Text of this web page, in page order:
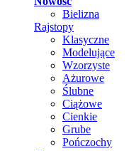
Bielizna
Rajstopy
Klasyczne
Modelujące
Wzorzyste
Ażurowe
Ślubne
Ciążowe
Cienkie
Grube
Pończochy